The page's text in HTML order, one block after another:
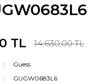
TL 14.630,00 TL
Guess
GUGW0683L6